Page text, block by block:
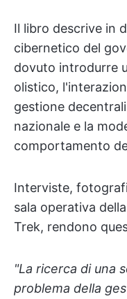
Il libro descrive in
cibernetico del
dovuto introdurre
olistico,
gestione
nazionale e la
comportamento
Interviste,
sala operativa
Trek, rendono
"La ricerca di una
problema della